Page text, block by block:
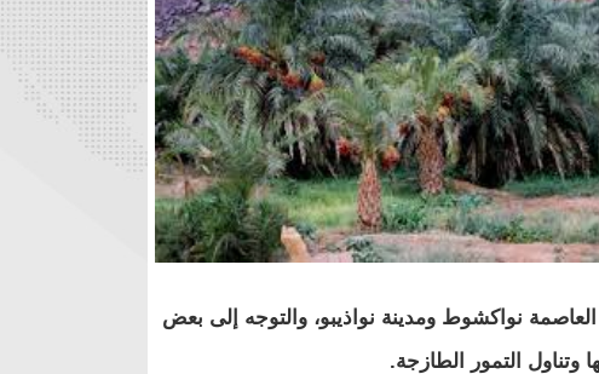
نواكشوط ومدينة نواذيبو، والتوجه إلى بعض
وتناول التمور الطازجة.